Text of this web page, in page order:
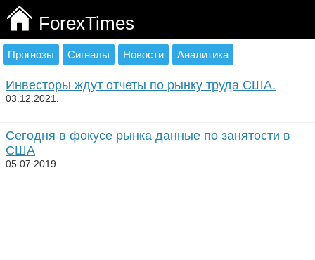
ForexTimes
Прогнозы Сигналы Новости Аналитика
Инвесторы ждут отчеты по рынку труда США.
03.12.2021.
Сегодня в фокусе рынка данные по занятости в
США
05.07.2019.